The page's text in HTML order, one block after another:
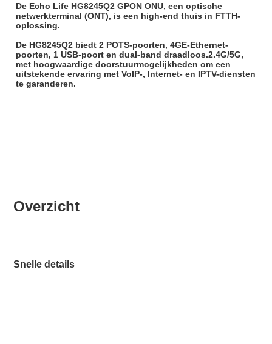
De Echo Life HG8245Q2 GPON ONU, een optische
netwerkterminal (ONT), is een high-end thuis in FTTH-
oplossing.
De HG8245Q2 biedt 2 POTS-poorten, 4GE-Ethernet-
poorten, 1 USB-poort en dual-band draadloos.2.4G/5G,
met hoogwaardige doorstuurmogelijkheden om een
uitstekende ervaring met VoIP-, Internet- en IPTV-diensten
te garanderen.
Overzicht
Snelle details